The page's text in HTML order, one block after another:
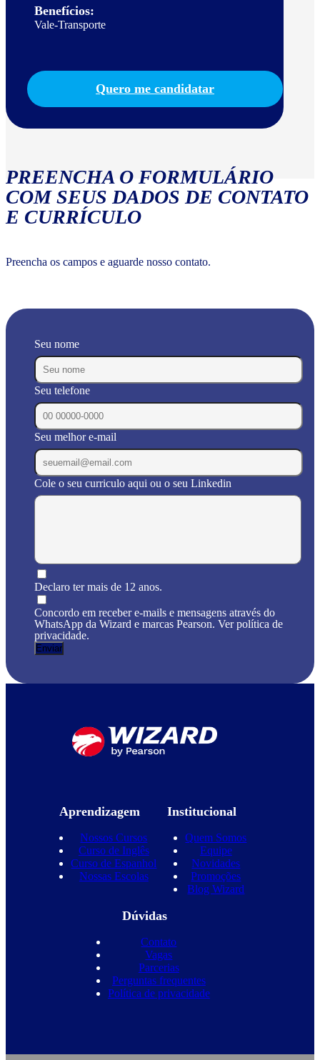
Benefícios:
Vale-Transporte
Quero me candidatar
PREENCHA O FORMULÁRIO
COM SEUS DADOS DE CONTATO
E CURRÍCULO
Preencha os campos e aguarde nosso contato.
Seu nome
Seu telefone
Seu melhor e-mail
Cole o seu curriculo aqui ou o seu Linkedin
Declaro ter mais de 12 anos.
Concordo em receber e-mails e mensagens através do
WhatsApp da Wizard e marcas Pearson. Ver política de
privacidade.
Aprendizagem
Nossos Cursos
Curso de Inglês
Curso de Espanhol
Nossas Escolas
Institucional
Quem Somos
Equipe
Novidades
Promoções
Blog Wizard
Dúvidas
Contato
Vagas
Parcerias
Perguntas frequentes
Política de privacidade